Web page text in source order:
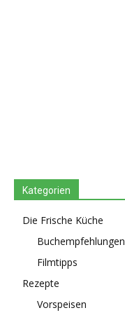
Kategorien
Die Frische Küche
Buchempfehlungen
Filmtipps
Rezepte
Vorspeisen